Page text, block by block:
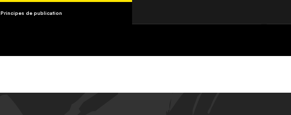
Principes de publication